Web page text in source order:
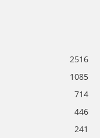
2516
1085
714
446
241